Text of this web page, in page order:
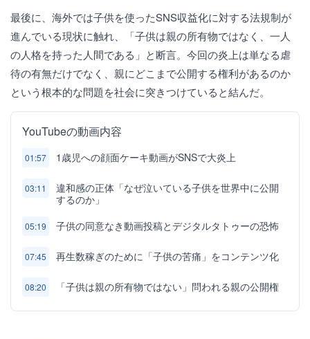
最後に、海外では子供を使ったSNS収益化に対する法規制が
進んでいる現状に触れ、「子供は親の所有物ではなく、一人
の人格を持った人間である」と断言。今回の炎上は単なる虐
待の有無だけでなく、親にどこまで公開する権利があるのか
という根本的な問題を社会に突きつけていると結んだ。
YouTubeの動画内容
01:57 1歳児への顔面ケーキ動画がSNSで大炎上
03:11
違和感の正体「なぜ泣いている子供を世界中に公開
するのか」
05:19 子供の同意なき動画投稿とデジタルタトゥーの恐怖
07:45 再生数稼ぎのために「子供の苦痛」をコンテンツ化
08:20 「子供は親の所有物ではない」問われる親の公開権